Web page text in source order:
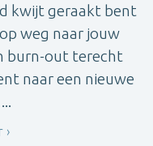
kwijt geraakt bent
weg naar jouw
burn-out terecht
naar een nieuwe